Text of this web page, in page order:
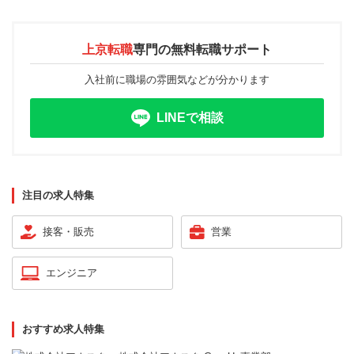
上京転職専門の無料転職サポート
入社前に職場の雰囲気などが分かります
LINEで相談
注目の求人特集
接客・販売 営業
エンジニア
おすすめ求人特集